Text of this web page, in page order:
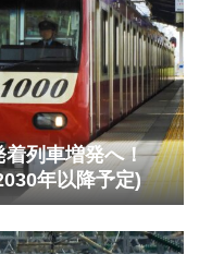
着列車増発へ！
年以降予定)